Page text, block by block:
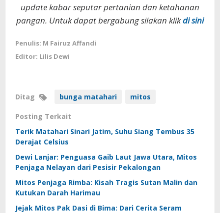
update kabar seputar pertanian dan ketahanan
pangan. Untuk dapat bergabung silakan klikdi sini
Penulis: M Fairuz Affandi
Editor: Lilis Dewi
Ditag bunga matahari mitos
Posting Terkait
Terik Matahari Sinari Jatim, Suhu Siang Tembus 35
Derajat Celsius
Dewi Lanjar: Penguasa Gaib Laut Jawa Utara, Mitos
Penjaga Nelayan dari Pesisir Pekalongan
Mitos Penjaga Rimba: Kisah Tragis Sutan Malin dan
Kutukan Darah Harimau
Jejak Mitos Pak Dasi di Bima: Dari Cerita Seram